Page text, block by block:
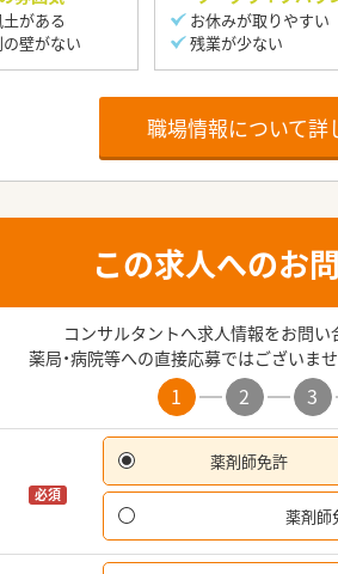
がある
壁がない
お休みが取りやすい
残業が少ない
職場情報について詳
この求人へのお
コンサルタントへ求人情報をお問い
薬局・病院等への直接応募ではございま
1 2 3
必須
薬剤師免許
薬剤師